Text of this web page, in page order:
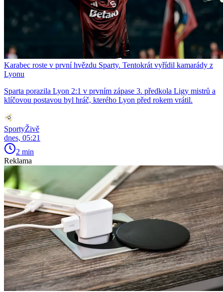
Karabec roste v první hvězdu Sparty. Tentokrát vyřídil kamarády z
Lyonu
Sparta porazila Lyon 2:1 v prvním zápase 3. předkola Ligy mistrů a
klíčovou postavou byl hráč, kterého Lyon před rokem vrátil.
SportyŽivě
dnes, 05:21
2 min
Reklama